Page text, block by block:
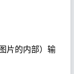
片的内部）输